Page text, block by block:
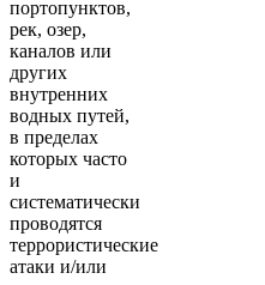
портопунктов,
рек, озер,
каналов или
других
внутренних
водных путей,
в пределах
которых часто
и
систематически
проводятся
террористические
атаки и/или